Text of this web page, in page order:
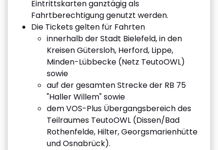
Eintrittskarten ganztägig als
Fahrtberechtigung genutzt werden.
Die Tickets gelten für Fahrten
innerhalb der Stadt Bielefeld, in den
Kreisen Gütersloh, Herford, Lippe,
Minden-Lübbecke (Netz TeutoOWL)
sowie
auf der gesamten Strecke der RB 75
"Haller Willem" sowie
dem VOS-Plus Übergangsbereich des
Teilraumes TeutoOWL (Dissen/Bad
Rothenfelde, Hilter, Georgsmarienhütte
und Osnabrück).